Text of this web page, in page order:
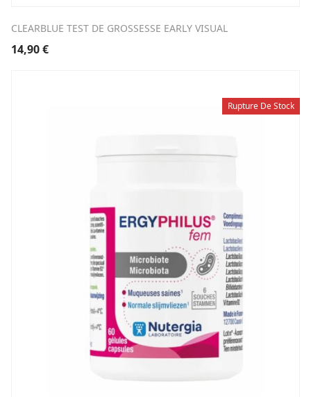
CLEARBLUE TEST DE GROSSESSE EARLY VISUAL
14,90€
Rupture De Stock